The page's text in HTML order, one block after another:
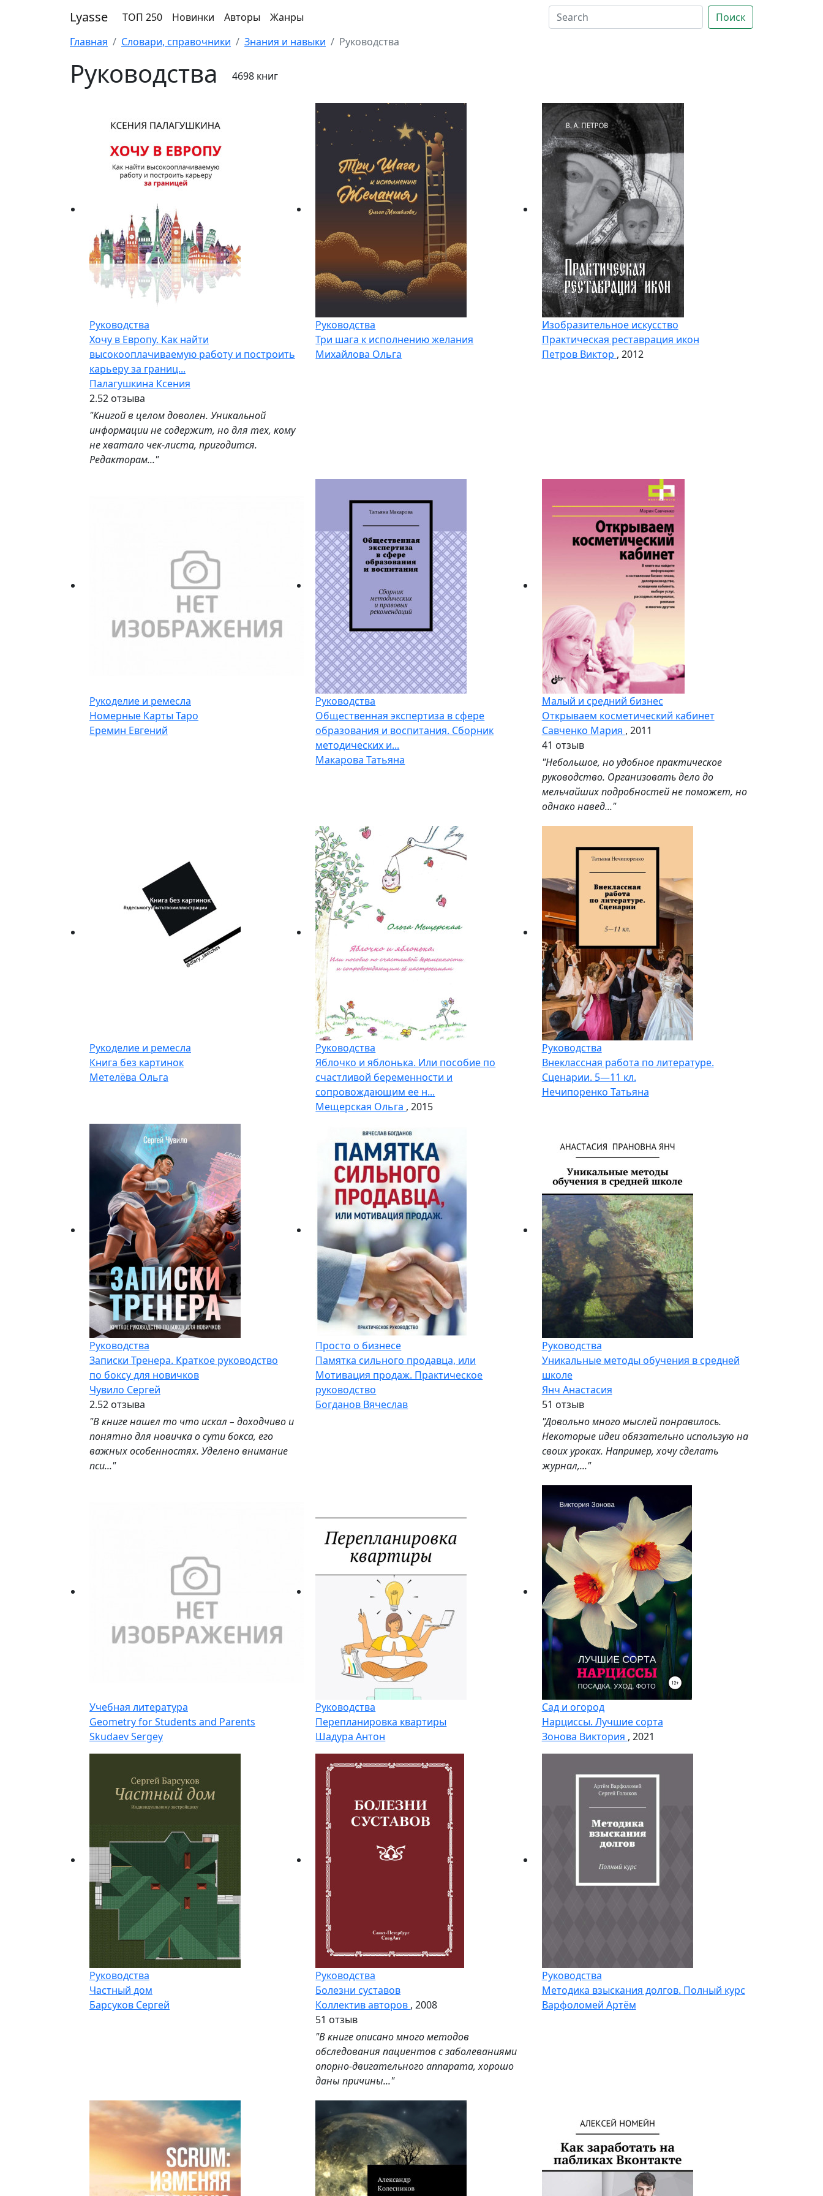
Lyasse ТОП 250 Новинки Авторы Жанры
Поиск
Главная
Словари, справочники Знания и навыки Руководства
Руководства 4698 книг
Руководства
Хочу в Европу. Как найти
высокооплачиваемую работу и построить
карьеру за границ...
Палагушкина Ксения
2.52 отзыва
"Книгой в целом доволен. Уникальной
информации не содержит, но для тех, кому
не хватало чек-листа, пригодится.
Редакторам..."
Руководства
Три шага к исполнению желания
Михайлова Ольга
Изобразительное искусство
Практическая реставрация икон
Петров Виктор , 2012
Рукоделие и ремесла
Номерные Карты Таро
Еремин Евгений
Руководства
Общественная экспертиза в сфере
образования и воспитания. Сборник
методических и...
Макарова Татьяна
Малый и средний бизнес
Открываем косметический кабинет
Савченко Мария , 2011
41 отзыв
"Небольшое, но удобное практическое
руководство. Организовать дело до
мельчайших подробностей не поможет, но
однако навед..."
Рукоделие и ремесла
Книга без картинок
Метелёва Ольга
Руководства
Яблочко и яблонька. Или пособие по
счастливой беременности и
сопровождающим ее н...
Мещерская Ольга , 2015
Руководства
Внеклассная работа по литературе.
Сценарии. 5—11 кл.
Нечипоренко Татьяна
Руководства
Записки Тренера. Краткое руководство
по боксу для новичков
Чувило Сергей
2.52 отзыва
"В книге нашел то что искал – доходчиво и
понятно для новичка о сути бокса, его
важных особенностях. Уделено внимание
пси..."
Просто о бизнесе
Памятка сильного продавца, или
Мотивация продаж. Практическое
руководство
Богданов Вячеслав
Руководства
Уникальные методы обучения в средней
школе
Янч Анастасия
51 отзыв
"Довольно много мыслей понравилось.
Некоторые идеи обязательно использую на
своих уроках. Например, хочу сделать
журнал,..."
Учебная литература
Geometry for Students and Parents
Skudaev Sergey
Руководства
Перепланировка квартиры
Шадура Антон
Сад и огород
Нарциссы. Лучшие сорта
Зонова Виктория , 2021
Руководства
Частный дом
Барсуков Сергей
Руководства
Болезни суставов
Коллектив авторов , 2008
51 отзыв
"В книге описано много методов
обследования пациентов с заболеваниями
опорно-двигательного аппарата, хорошо
даны причины..."
Руководства
Методика взыскания долгов. Полный курс
Варфоломей Артём